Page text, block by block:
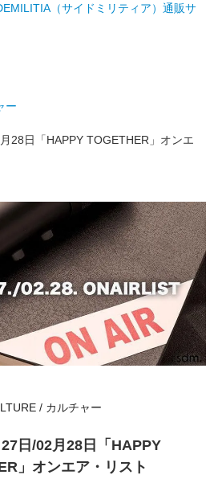
ー
28日「HAPPY TOGETHER」オンエ
/ カルチャー
日/02月28日「HAPPY
」オンエア・リスト